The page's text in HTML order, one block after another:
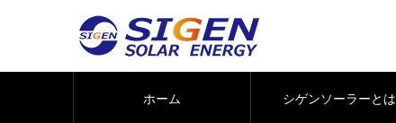
ホーム シゲンソーラーとは